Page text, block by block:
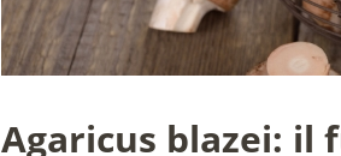
Agaricus blazei: il